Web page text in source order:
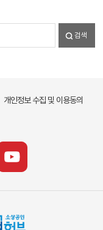
검색
개인정보 수집 및 이용동의